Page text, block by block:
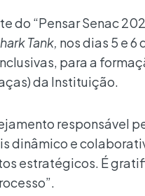
do “Pensar Senac
Tank, nos dias 5 e 6
para a
da Instituição.
responsável
dinâmico e
estratégicos. É